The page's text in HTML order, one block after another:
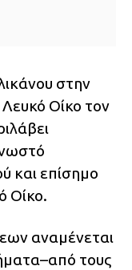
στην
Οίκο τον
και επίσημο
Οίκο.
αναμένεται
τους